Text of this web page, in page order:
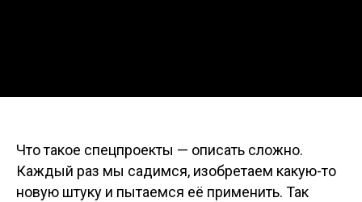
Что такое спецпроекты — описать сложно.
Каждый раз мы садимся, изобретаем какую-то
новую штуку и пытаемся её применить. Так